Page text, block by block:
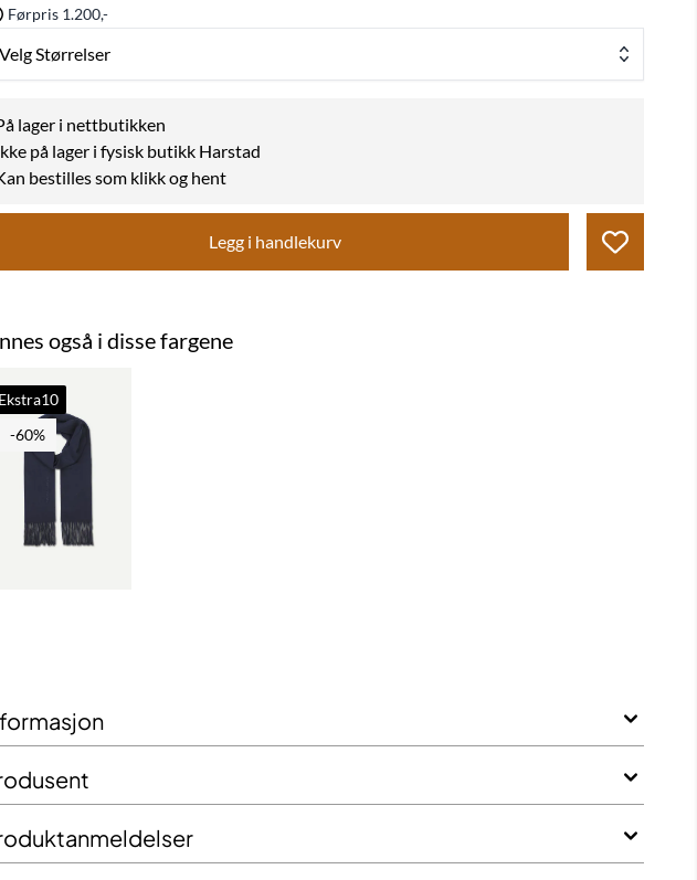
Førpris 1.200,-
Velg Størrelser
lager i nettbutikken
på lager i fysisk butikk Harstad
bestilles som klikk og hent
Legg i handlekurv
også i disse fargene
Ekstra10
-60%